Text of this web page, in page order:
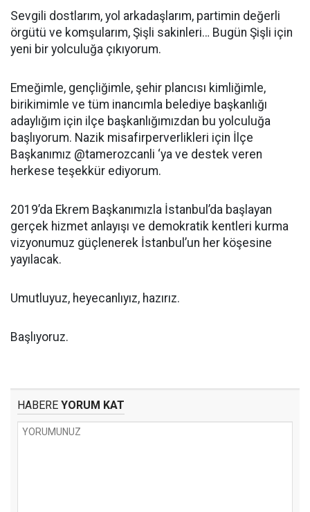
Sevgili dostlarım, yol arkadaşlarım, partimin değerli
örgütü ve komşularım, Şişli sakinleri… Bugün Şişli için
yeni bir yolculuğa çıkıyorum.
Emeğimle, gençliğimle, şehir plancısı kimliğimle,
birikimimle ve tüm inancımla belediye başkanlığı
adaylığım için ilçe başkanlığımızdan bu yolculuğa
başlıyorum. Nazik misafirperverlikleri için İlçe
Başkanımız @tamerozcanli ‘ya ve destek veren
herkese teşekkür ediyorum.
2019’da Ekrem Başkanımızla İstanbul’da başlayan
gerçek hizmet anlayışı ve demokratik kentleri kurma
vizyonumuz güçlenerek İstanbul’un her köşesine
yayılacak.
Umutluyuz, heyecanlıyız, hazırız.
Başlıyoruz.
HABERE YORUM KAT